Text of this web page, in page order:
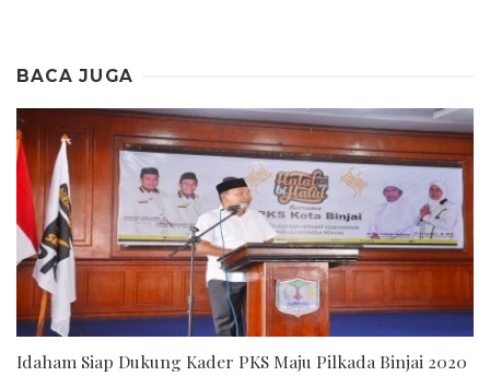
BACA JUGA
Idaham Siap Dukung Kader PKS Maju Pilkada Binjai 2020